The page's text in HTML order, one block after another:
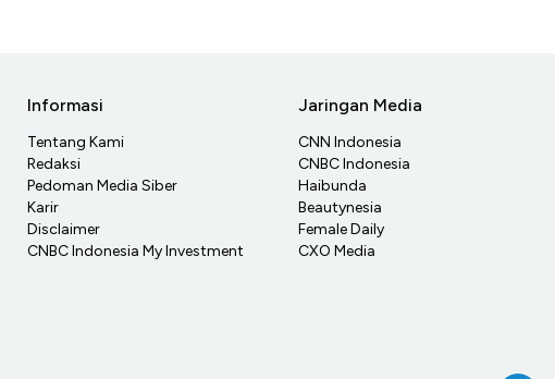
Informasi
Tentang Kami
Redaksi
Pedoman Media Siber
Karir
Disclaimer
CNBC Indonesia My Investment
Jaringan Media
CNN Indonesia
CNBC Indonesia
Haibunda
Beautynesia
Female Daily
CXO Media